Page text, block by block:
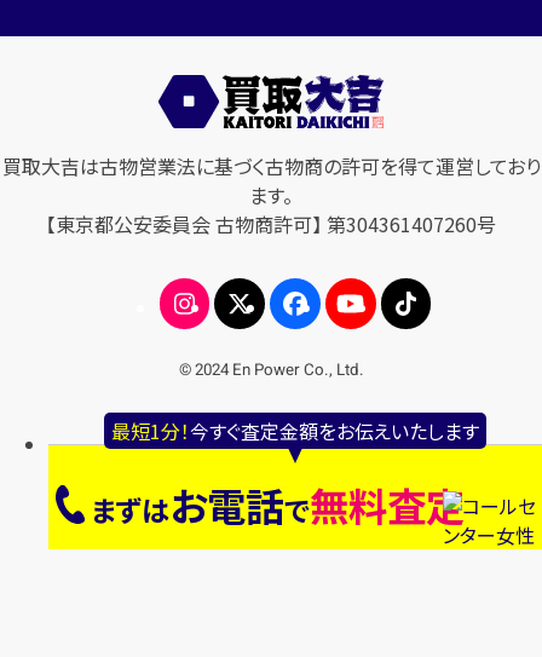
最短1分！今すぐ査定金額をお伝えいたします
まずはお電話で無料査定
買取大吉は古物営業法に基づく古物商の許可を得て運営しており
ます。
【東京都公安委員会 古物商許可】 第304361407260号
© 2024 En Power Co., Ltd.